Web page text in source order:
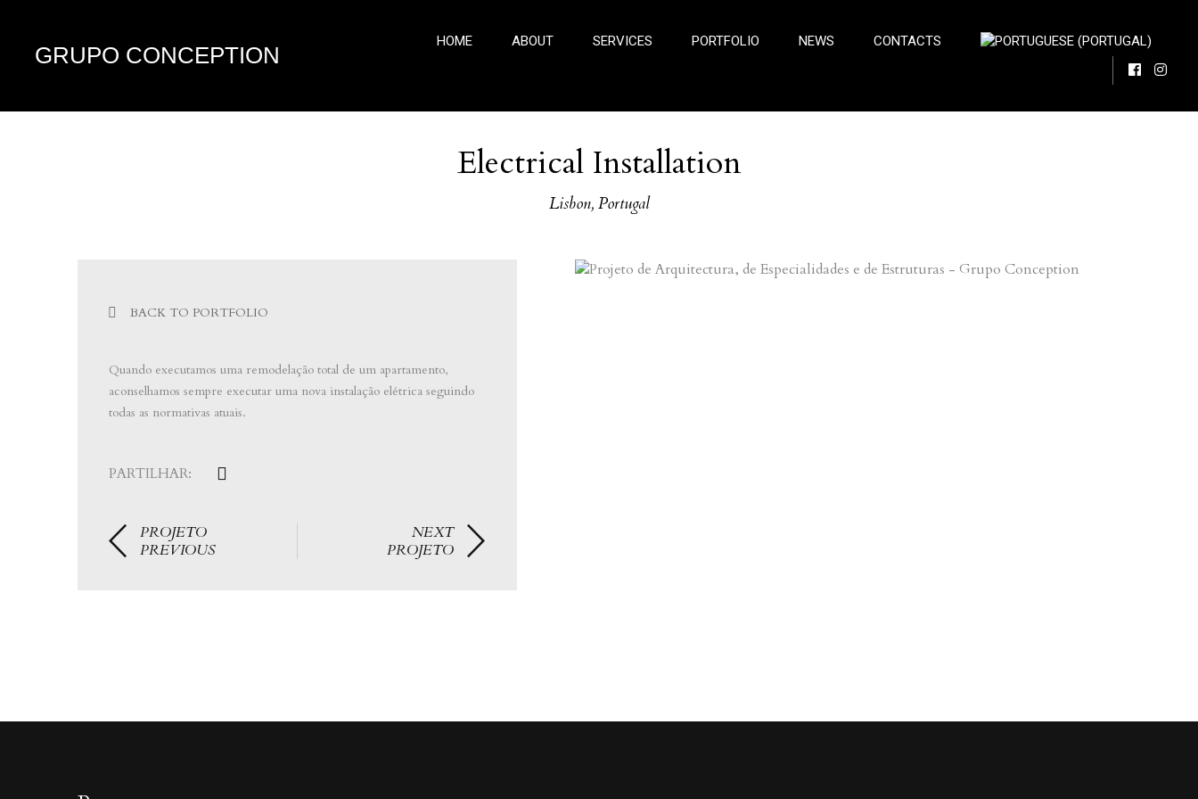
GRUPO CONCEPTION
HOME ABOUT SERVICES PORTFOLIO NEWS CONTACTS
Electrical Installation
Lisbon, Portugal
BACK TO PORTFOLIO
Quando executamos uma remodelação total de um apartamento,
aconselhamos sempre executar uma nova instalação elétrica seguindo
todas as normativas atuais.
PARTILHAR:
PROJETO
PREVIOUS
NEXT
PROJETO